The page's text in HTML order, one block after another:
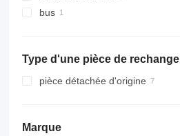
bus
Type d'une pièce de rechange
pièce détachée d'origine
Marque